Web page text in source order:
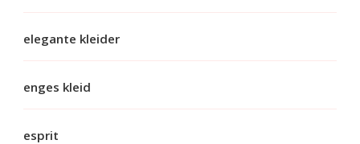
elegante kleider
enges kleid
esprit